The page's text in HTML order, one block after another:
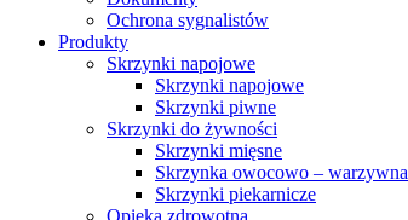
Ochrona sygnalistów
Produkty
Skrzynki napojowe
Skrzynki napojowe
Skrzynki piwne
Skrzynki do żywności
Skrzynki mięsne
Skrzynka owocowo – warzywna
Skrzynki piekarnicze
Opieka zdrowotna